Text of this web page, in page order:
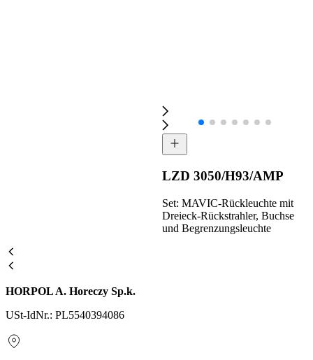
LZD 3050/H93/AMP
Set: MAVIC-Rückleuchte mit
Dreieck-Rückstrahler, Buchse
und Begrenzungsleuchte
HORPOL A. Horeczy Sp.k.
USt-IdNr.: PL5540394086